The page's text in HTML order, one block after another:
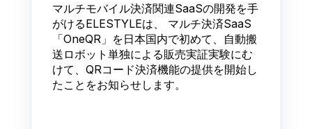
マルチモバイル決済関連SaaSの開発を手
がけるELESTYLEは、 マルチ決済SaaS
「OneQR」を日本国内で初めて、自動搬
送ロボット単独による販売実証実験にむ
けて、QRコード決済機能の提供を開始し
たことをお知らせします。